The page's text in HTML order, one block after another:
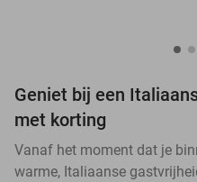
Geniet bij een
met korting
Vanaf het moment dat je
warme, Italiaanse